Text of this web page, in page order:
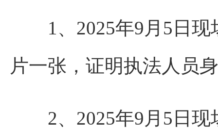
1、2025年9月5日现
片一张，证明执法人员
2、2025年9月5日现